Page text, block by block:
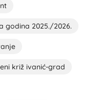
godina 2025./2026.
križ ivanić-grad